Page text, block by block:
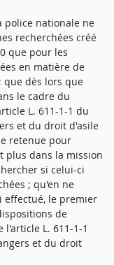
police nationale ne
recherchées créé
que pour les
en matière de
dès lors que
le cadre du
L. 611-1-1 du
et du droit d'asile
retenue pour
plus dans la mission
si celui-ci
; qu'en ne
effectué, le premier
de
L. 611-1-1
et du droit